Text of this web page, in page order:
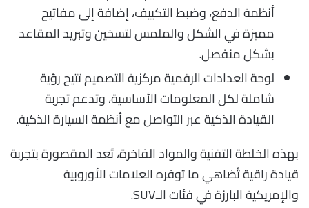
أنظمة الدفع، وضبط التكييف، إضافة إلى مفاتيح
مميزة في الشكل والملمس لتسخين وتبريد المقاعد
بشكل منفصل.
لوحة العدادات الرقمية مركزية التصميم تتيح رؤية
شاملة لكل المعلومات الأساسية، وتدعم تجربة
القيادة الذكية عبر التواصل مع أنظمة السيارة الذكية.
بهذه الخلطة التقنية والمواد الفاخرة، تَعد المقصورة بتجربة
قيادة راقية تُضاهي ما توفره العلامات الأوروبية
والإمريكية البارزة في فئات الـSUV.